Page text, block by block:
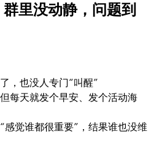
里没动静，问题到
，也没人专门“叫醒”
每天就发个早安、发个活动海
感觉谁都很重要”，结果谁也没维